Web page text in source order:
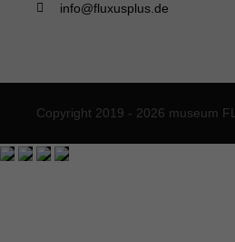
info@fluxusplus.de
Copyright 2019 - 2026 museum